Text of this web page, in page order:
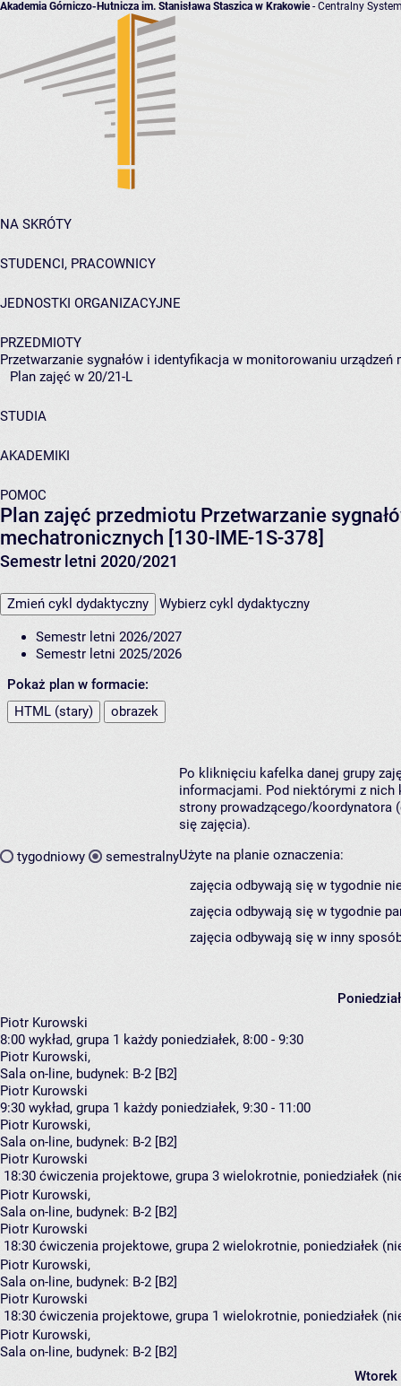
Akademia Górniczo-Hutnicza im. Stanisława Staszica w Krakowie- Centralny
NA SKRÓTY
STUDENCI, PRACOWNICY
JEDNOSTKI ORGANIZACYJNE
PRZEDMIOTY
Przetwarzanie sygnałów i identyfikacja w monitorowaniu urządzeń
Plan zajęć w 20/21-L
STUDIA
AKADEMIKI
POMOC
Plan zajęć przedmiotu Przetwarzanie
mechatronicznych [130-IME-1S-378]
Semestr letni 2020/2021
Zmień cykl dydaktyczny Wybierz cykl dydaktyczny
Semestr letni 2026/2027
Semestr letni 2025/2026
Pokaż plan w formacie:
HTML (stary)
obrazek
tygodniowy semestralny
Po kliknięciu kafelka danej grupy
informacjami. Pod niektórymi z nich
strony prowadzącego/koordynatora
się zajęcia).
Użyte na planie oznaczenia:
zajęcia odbywają się w tygodnie
zajęcia odbywają się w tygodnie
zajęcia odbywają się w inny
Piotr Kurowski
8:00 wykład, grupa 1 każdy poniedziałek, 8:00 - 9:30
Piotr Kurowski,
Sala on-line, budynek: B-2 [B2]
Piotr Kurowski
9:30 wykład, grupa 1 każdy poniedziałek, 9:30 - 11:00
Piotr Kurowski,
Sala on-line, budynek: B-2 [B2]
Piotr Kurowski
18:30 ćwiczenia projektowe, grupa 3 wielokrotnie, poniedziałek
Piotr Kurowski,
Sala on-line, budynek: B-2 [B2]
Piotr Kurowski
18:30 ćwiczenia projektowe, grupa 2 wielokrotnie, poniedziałek
Piotr Kurowski,
Sala on-line, budynek: B-2 [B2]
Piotr Kurowski
18:30 ćwiczenia projektowe, grupa 1 wielokrotnie, poniedziałek
Piotr Kurowski,
Sala on-line, budynek: B-2 [B2]
Wtorek